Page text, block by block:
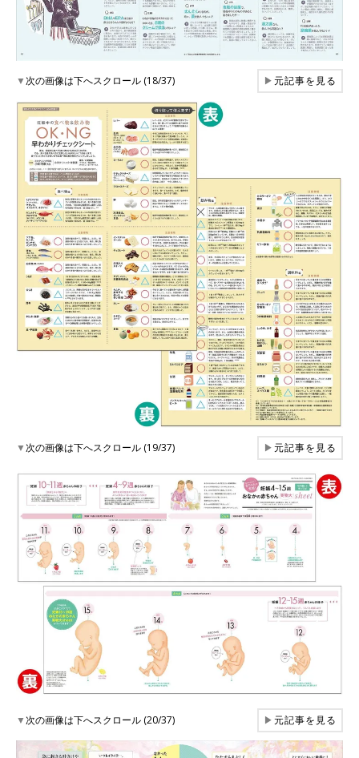
▼次の画像は下へスクロール (18/37) ▶元記事を見る
▼次の画像は下へスクロール (19/37) ▶元記事を見る
▼次の画像は下へスクロール (20/37) ▶元記事を見る